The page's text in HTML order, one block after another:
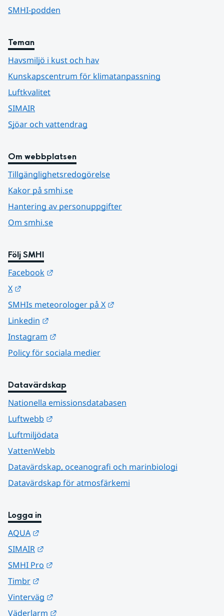
SMHI-podden
Teman
Havsmiljö i kust och hav
Kunskapscentrum för klimatanpassning
Luftkvalitet
SIMAIR
Sjöar och vattendrag
Om webbplatsen
Tillgänglighetsredogörelse
Kakor på smhi.se
Hantering av personuppgifter
Om smhi.se
Följ SMHI
Facebook
X
SMHIs meteorologer på X
Linkedin
Instagram
Policy för sociala medier
Datavärdskap
Nationella emissionsdatabasen
Luftwebb
Luftmiljödata
VattenWebb
Datavärdskap, oceanografi och marinbiologi
Datavärdskap för atmosfärkemi
Logga in
AQUA
SIMAIR
SMHI Pro
Timbr
Vinterväg
Väderlarm